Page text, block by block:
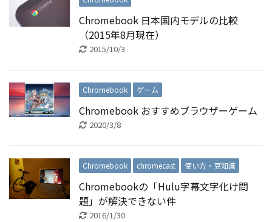
Chromebook 日本国内モデルの比較
（2015年8月現在）
2015/10/3
Chromebook ゲーム
Chromebook おすすめブラウザーゲーム
2020/3/8
Chromebook chromecast 使い方・豆知識
Chromebookの「Hulu字幕文字化け問
題」が解決できない件
2016/1/30